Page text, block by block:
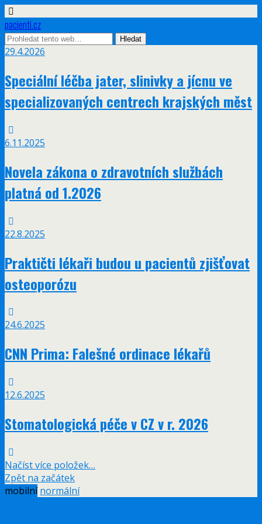
pacienti.cz
29.4.2026
Speciální léčba jater, slinivky a jícnu ve
specializovaných centrech krajských měst
6.11.2025
Novela zákona o zdravotních službách
platná od 1.2026
22.8.2025
Praktičti lékaři budou u pacientů zjišťovat
osteoporózu
24.6.2025
CNN Prima: Falešné ordinace lékařů
12.6.2025
Stomatologická péče v CZ v r. 2026
Načíst více položek…
Zpět na začátek
mobilní normální